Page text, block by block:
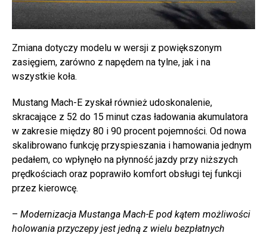
Zmiana dotyczy modelu w wersji z powiększonym
zasięgiem, zarówno z napędem na tylne, jak i na
wszystkie koła.
Mustang Mach-E zyskał również udoskonalenie,
skracające z 52 do 15 minut czas ładowania akumulatora
w zakresie między 80 i 90 procent pojemności. Od nowa
skalibrowano funkcję przyspieszania i hamowania jednym
pedałem, co wpłynęło na płynność jazdy przy niższych
prędkościach oraz poprawiło komfort obsługi tej funkcji
przez kierowcę.
– Modernizacja Mustanga Mach-E pod kątem możliwości
holowania przyczepy jest jedną z wielu bezpłatnych